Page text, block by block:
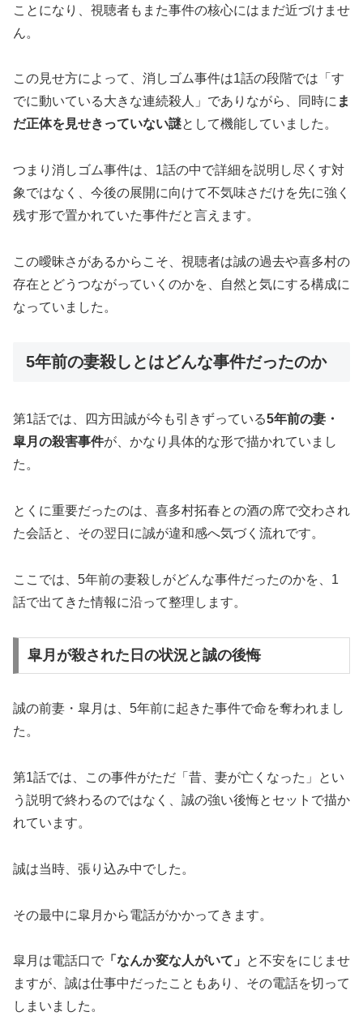
ことになり、視聴者もまた事件の核心にはまだ近づけませ
ん。
この見せ方によって、消しゴム事件は1話の段階では「す
でに動いている大きな連続殺人」でありながら、同時に ま
だ正体を見せきっていない謎として機能していました。
つまり消しゴム事件は、1話の中で詳細を説明し尽くす対
象ではなく、今後の展開に向けて不気味さだけを先に強く
残す形で置かれていた事件だと言えます。
この曖昧さがあるからこそ、視聴者は誠の過去や喜多村の
存在とどうつながっていくのかを、自然と気にする構成に
なっていました。
5年前の妻殺しとはどんな事件だったのか
第1話では、四方田誠が今も引きずっている5年前の妻・
皐月の殺害事件が、かなり具体的な形で描かれていまし
た。
とくに重要だったのは、喜多村拓春との酒の席で交わされ
た会話と、その翌日に誠が違和感へ気づく流れです。
ここでは、5年前の妻殺しがどんな事件だったのかを、1
話で出てきた情報に沿って整理します。
皐月が殺された日の状況と誠の後悔
誠の前妻・皐月は、5年前に起きた事件で命を奪われまし
た。
第1話では、この事件がただ「昔、妻が亡くなった」とい
う説明で終わるのではなく、誠の強い後悔とセットで描か
れています。
誠は当時、張り込み中でした。
その最中に皐月から電話がかかってきます。
皐月は電話口で 「なんか変な人がいて」
と不安をにじませ
ますが、誠は仕事中だったこともあり、その電話を切って
しまいました。